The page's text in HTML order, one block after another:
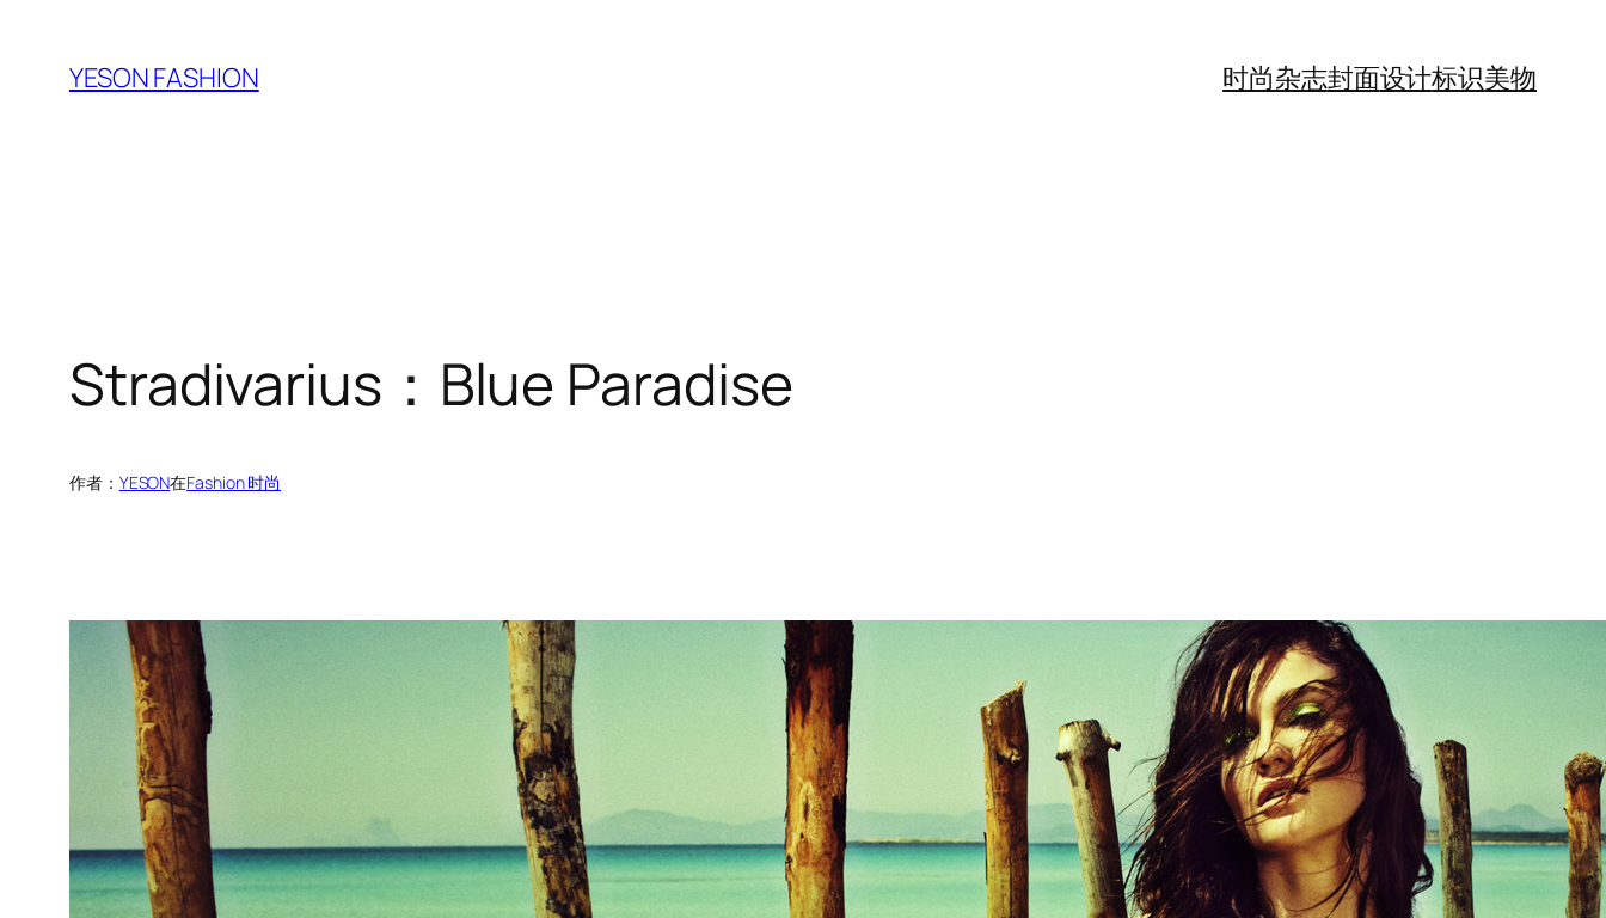
YESON FASHION 时尚杂志封面设计标识美物
Stradivarius：Blue Paradise
作者： YESON在Fashion 时尚